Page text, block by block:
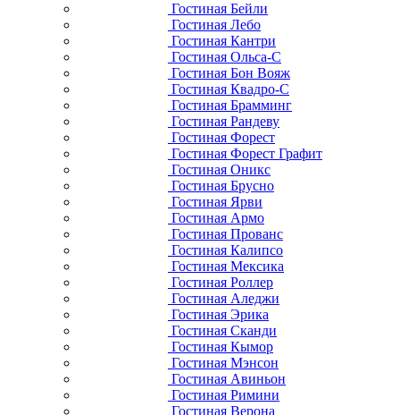
Гостиная Бейли
Гостиная Лебо
Гостиная Кантри
Гостиная Ольса-С
Гостиная Бон Вояж
Гостиная Квадро-С
Гостиная Брамминг
Гостиная Рандеву
Гостиная Форест
Гостиная Форест Графит
Гостиная Оникс
Гостиная Брусно
Гостиная Ярви
Гостиная Армо
Гостиная Прованс
Гостиная Калипсо
Гостиная Мексика
Гостиная Роллер
Гостиная Аледжи
Гостиная Эрика
Гостиная Сканди
Гостиная Кымор
Гостиная Мэнсон
Гостиная Авиньон
Гостиная Римини
Гостиная Верона